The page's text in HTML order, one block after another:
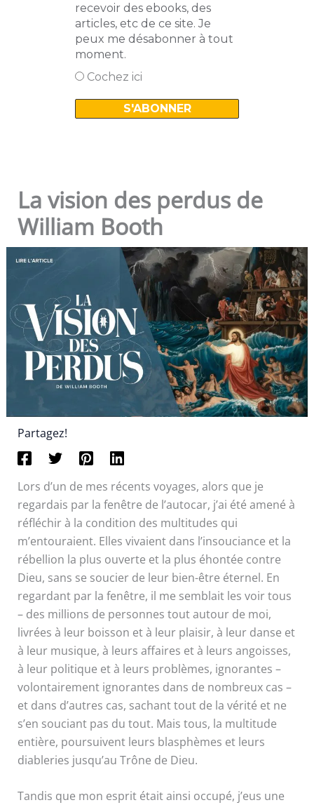
recevoir des ebooks, des
articles, etc de ce site. Je
peux me désabonner à tout
moment.
Cochez ici
La vision des perdus de
William Booth
Partagez!
Lors d’un de mes récents voyages, alors que je
regardais par la fenêtre de l’autocar, j’ai été amené à
réfléchir à la condition des multitudes qui
m’entouraient. Elles vivaient dans l’insouciance et la
rébellion la plus ouverte et la plus éhontée contre
Dieu, sans se soucier de leur bien-être éternel. En
regardant par la fenêtre, il me semblait les voir tous
– des millions de personnes tout autour de moi,
livrées à leur boisson et à leur plaisir, à leur danse et
à leur musique, à leurs affaires et à leurs angoisses,
à leur politique et à leurs problèmes, ignorantes –
volontairement ignorantes dans de nombreux cas –
et dans d’autres cas, sachant tout de la vérité et ne
s’en souciant pas du tout. Mais tous, la multitude
entière, poursuivent leurs blasphèmes et leurs
diableries jusqu’au Trône de Dieu.
Tandis que mon esprit était ainsi occupé, j’eus une